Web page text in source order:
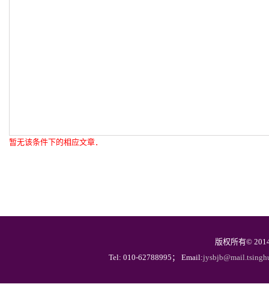
暂无该条件下的相应文章．
版权所有©
Tel: 010-62788995； Email: